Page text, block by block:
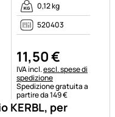
KERBL, per
0,12 kg
520403
11,50€
Informazioni fiscali:
IVA incl.escl. spese di
spedizione
Spedizione gratuita a
partire da 149 €